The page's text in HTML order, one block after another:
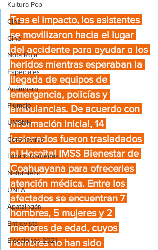
Kultura Pop
Cine
Cine
Nota Roja
Especiales
Acámbaro
Plumaje
UMSNH
Coronavirus
Lázaro Cárdenas
Naturaleza
UNLA
Apatzingán
Entrevista
Elecciones 2021
Tras el impacto, los asistentes
se movilizaron hacia el lugar
del accidente para ayudar a los
heridos mientras esperaban la
llegada de equipos de
emergencia, policías y
ambulancias. De acuerdo con
información inicial, 14
lesionados fueron trasladados
al Hospital IMSS Bienestar de
Coahuayana para ofrecerles
atención médica. Entre los
afectados se encuentran 7
hombres, 5 mujeres y 2
menores de edad, cuyos
nombres no han sido